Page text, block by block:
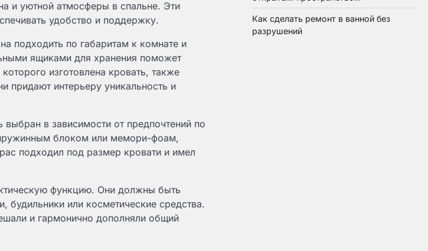
и уютной атмосферы в спальне. Эти
удобство и поддержку.
подходить по габаритам к комнате и
ящиками для хранения поможет
изготовлена кровать, также
придают интерьеру уникальность и
в зависимости от предпочтений по
блоком или мемори-фоам,
подходил под размер кровати и имел
функцию. Они должны быть
будильники или косметические средства.
и гармонично дополняли общий
Как сделать ремонт в ванной без
разрушений